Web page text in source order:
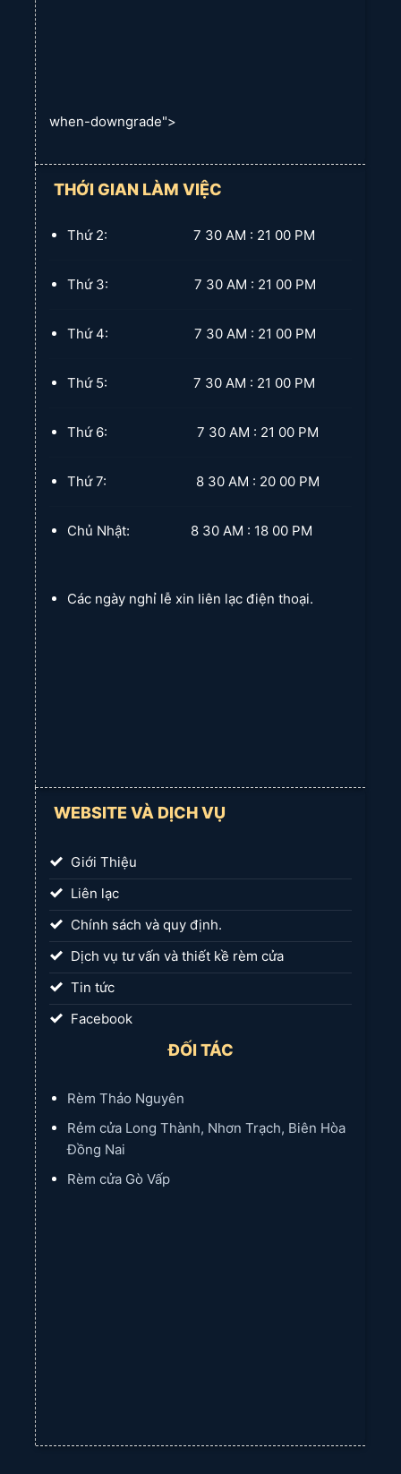
when-downgrade">
THỚI GIAN LÀM VIỆC
Thứ 2: 7 30 AM : 21 00 PM
Thứ 3: 7 30 AM : 21 00 PM
Thứ 4: 7 30 AM : 21 00 PM
Thứ 5: 7 30 AM : 21 00 PM
Thứ 6: 7 30 AM : 21 00 PM
Thứ 7: 8 30 AM : 20 00 PM
Chủ Nhật: 8 30 AM : 18 00 PM
Các ngày nghỉ lễ xin liên lạc điện thoại.
WEBSITE VÀ DỊCH VỤ
Giới Thiệu
Liên lạc
Chính sách và quy định.
Dịch vụ tư vấn và thiết kề rèm cửa
Tin tức
Facebook
ĐỐI TÁC
Rèm Thảo Nguyên
Rẻm cửa Long Thành, Nhơn Trạch, Biên Hòa
Đồng Nai
Rèm cửa Gò Vấp